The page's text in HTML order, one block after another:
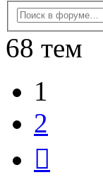
68 тем
1
2